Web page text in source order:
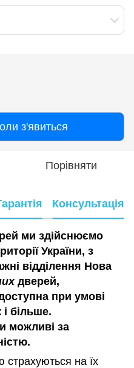
з'явиться
Порівняти
Консультація
ми здійснюємо
України, з
відділення Нова
дверей,
при умові
більше.
можливі за
страхуються на їх